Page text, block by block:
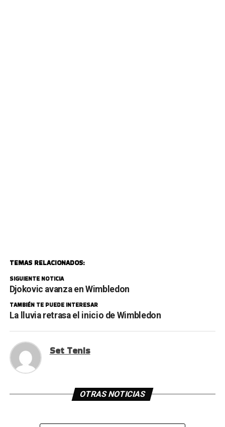
TEMAS RELACIONADOS:
SIGUIENTE NOTICIA
Djokovic avanza en Wimbledon
TAMBIÉN TE PUEDE INTERESAR
La lluvia retrasa el inicio de Wimbledon
Set Tenis
OTRAS NOTICIAS